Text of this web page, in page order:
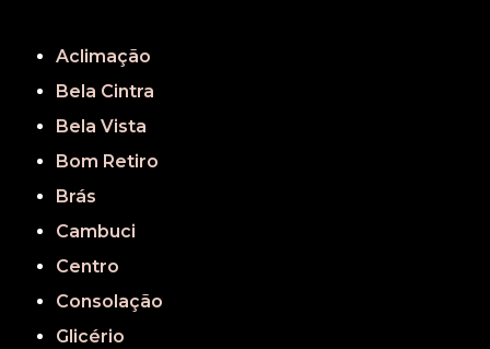
Aclimação
Bela Cintra
Bela Vista
Bom Retiro
Brás
Cambuci
Centro
Consolação
Glicério